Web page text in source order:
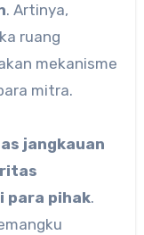
. Artinya,
ruang
mekanisme
mitra.
jangkauan
para pihak.